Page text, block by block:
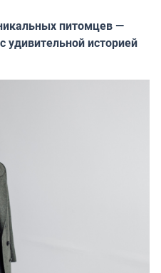
питомцев —
историей